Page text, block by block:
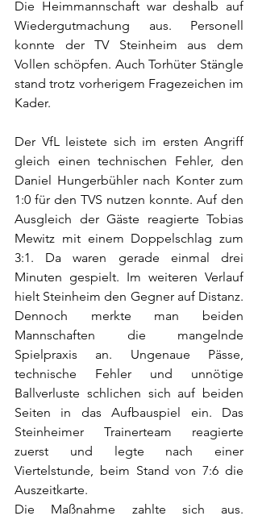
Die Heimmannschaft war deshalb auf
Wiedergutmachung aus. Personell
konnte der TV Steinheim aus dem
Vollen schöpfen. Auch Torhüter Stängle
stand trotz vorherigem Fragezeichen im
Kader.
Der VfL leistete sich im ersten Angriff
gleich einen technischen Fehler, den
Daniel Hungerbühler nach Konter zum
1:0 für den TVS nutzen konnte. Auf den
Ausgleich der Gäste reagierte Tobias
Mewitz mit einem Doppelschlag zum
3:1. Da waren gerade einmal drei
Minuten gespielt. Im weiteren Verlauf
hielt Steinheim den Gegner auf Distanz.
Dennoch merkte man beiden
Mannschaften die mangelnde
Spielpraxis an. Ungenaue Pässe,
technische Fehler und unnötige
Ballverluste schlichen sich auf beiden
Seiten in das Aufbauspiel ein. Das
Steinheimer Trainerteam reagierte
zuerst und legte nach einer
Viertelstunde, beim Stand von 7:6 die
Auszeitkarte.
Die Maßnahme zahlte sich aus.